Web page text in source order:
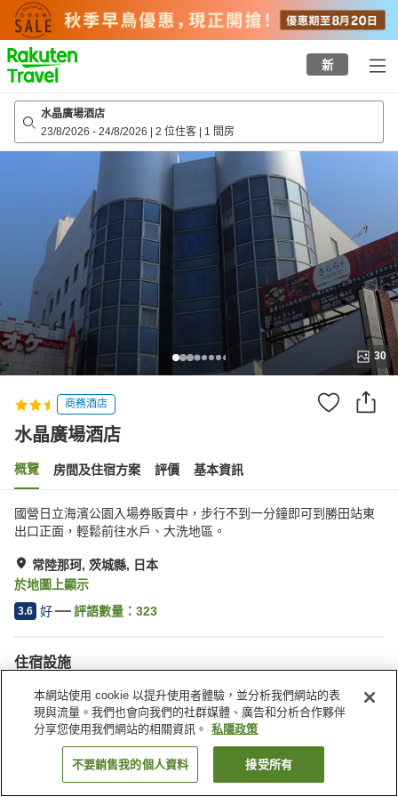
to
top
page
新
水晶廣場酒店
23/8/2026 - 24/8/2026 | 2 位住客 | 1 間房
30
商務酒店
水晶廣場酒店
概覽 房間及住宿方案 評價 基本資訊
國營日立海濱公園入場券販賣中，步行不到一分鐘即可到勝田站東
出口正面，輕鬆前往水戶、大洗地區。
常陸那珂, 茨城縣, 日本
於地圖上顯示
3.6 好 評語數量： 323
住宿設施
停車場
水療/美容院
餐廳
居酒屋區
找客房
本網站使用 cookie 以提升使用者體驗，並分析我們網站的表
現與流量。我們也會向我們的社群媒體、廣告和分析合作夥伴
分享您使用我們網站的相關資訊。
私隱政策
不要銷售我的個人資料 接受所有